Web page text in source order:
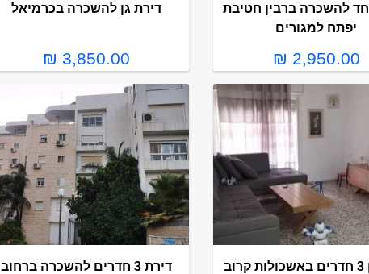
דירת 3 חד להשכרה ברבין חטיבת
יפתח למגורים
2,950.00 ₪
דירת גן להשכרה בכרמיאל
3,850.00 ₪
דירת גן 3 חדרים באשכולות קרוב
דירת 3 חדרים להשכרה ברחוב